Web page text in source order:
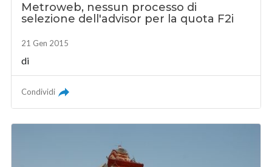
Metroweb, nessun processo di
selezione dell'advisor per la quota F2i
21 Gen 2015
di
Condividi